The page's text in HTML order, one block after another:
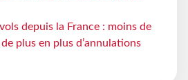
depuis la France : moins de
plus en plus d’annulations